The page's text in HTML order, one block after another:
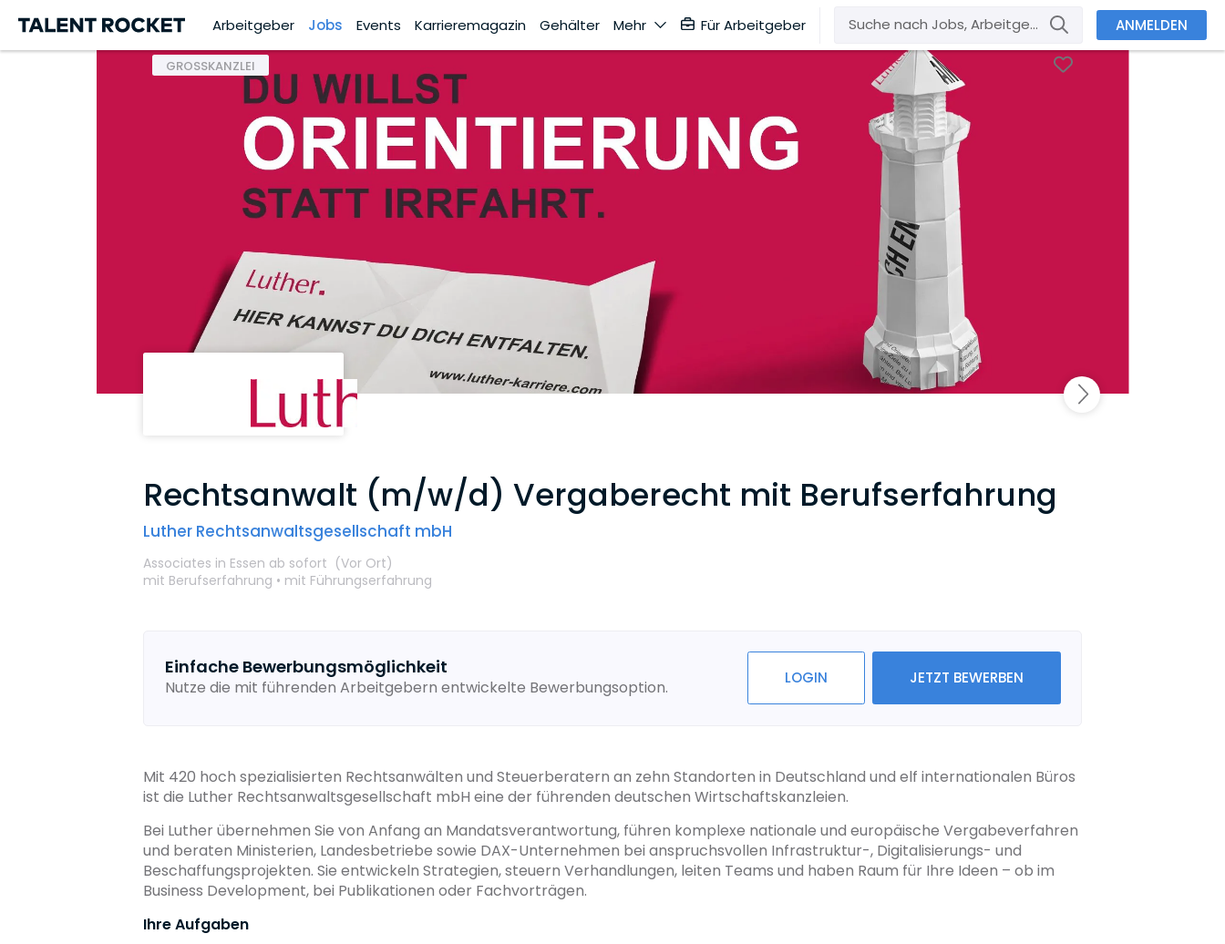
Arbeitgeber Jobs Events Karrieremagazin Gehälter Mehr Für Arbeitgeber ANMELDEN
GROSSKANZLEI
Rechtsanwalt (m/w/d) Vergaberecht mit Berufserfahrung
Luther Rechtsanwaltsgesellschaft mbH
Associates in Essen ab sofort (Vor Ort)
mit Berufserfahrung • mit Führungserfahrung
Einfache Bewerbungsmöglichkeit
Nutze die mit führenden Arbeitgebern entwickelte Bewerbungsoption. LOGIN JETZT BEWERBEN
Mit 420 hoch spezialisierten Rechtsanwälten und Steuerberatern an zehn Standorten in Deutschland und elf internationalen Büros
ist die Luther Rechtsanwaltsgesellschaft mbH eine der führenden deutschen Wirtschaftskanzleien.
Bei Luther übernehmen Sie von Anfang an Mandatsverantwortung, führen komplexe nationale und europäische Vergabeverfahren
und beraten Ministerien, Landesbetriebe sowie DAX-Unternehmen bei anspruchsvollen Infrastruktur-, Digitalisierungs- und
Beschaffungsprojekten. Sie entwickeln Strategien, steuern Verhandlungen, leiten Teams und haben Raum für Ihre Ideen – ob im
Business Development, bei Publikationen oder Fachvorträgen.
Ihre Aufgaben